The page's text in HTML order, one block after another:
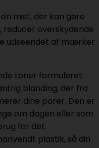
mist, der kan gøre
reducer overskydende
udseendet af mærker
toner formuleret
blanding, der fra
dine porer. Den er
om dagen eller som
for det.
plastik, så din